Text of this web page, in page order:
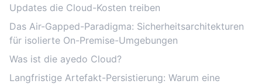
Updates die Cloud-Kosten treiben
Das Air-Gapped-Paradigma: Sicherheitsarchitekturen
für isolierte On-Premise-Umgebungen
Was ist die ayedo Cloud?
Langfristige Artefakt-Persistierung: Warum eine